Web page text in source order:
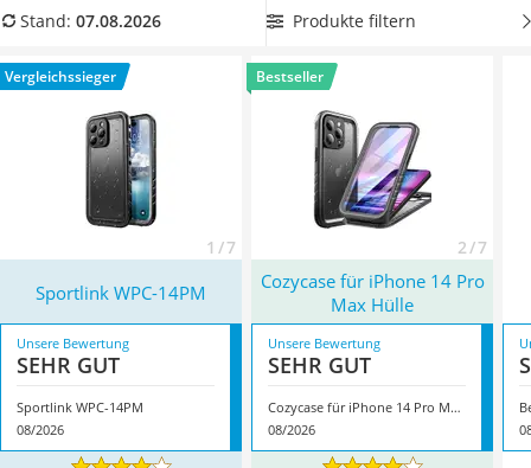
Acer Aspire
Service
eine iPhone-14-Pro-Max-360-Grad-Hülle mit einem
Kratzer und Stöße bestens gesichert ist. Überzeugt hat uns
hier im August 2026 besonders das Modell
mit seinen Eigenschaften.
Stand: 07.08.2026 Produkte filtern
Vergleichssieger
1 / 7
Bestseller
2 / 7
Sportlink WPC-14PM
Cozycase für iPhone 14 Pro
Max Hülle
Unsere Bewertung
SEHR GUT
Sportlink WPC-14PM
08/2026
Unsere Bewertung
SEHR GUT
Cozycase für iPhone 14 Pro Max Hülle
08/2026